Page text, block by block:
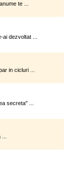
te ...
ai dezvoltat ...
in cicluri ...
secreta" ...
...